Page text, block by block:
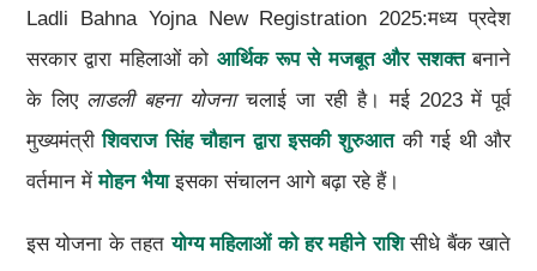
Ladli Bahna Yojna New Registration 2025:मध्य प्रदेश
सरकार द्वारा महिलाओं को आर्थिक रूप से मजबूत और सशक्तबनाने
के लिए लाडली बहना योजनाचलाई जा रही है। मई 2023 में पूर्व
मुख्यमंत्रीशिवराज सिंह चौहान द्वारा इसकी शुरुआतकी गई थी और
वर्तमान मेंमोहन भैयाइसका संचालन आगे बढ़ा रहे हैं।
इस योजना के तहतयोग्य महिलाओं को हर महीने राशिसीधे बैंक खाते